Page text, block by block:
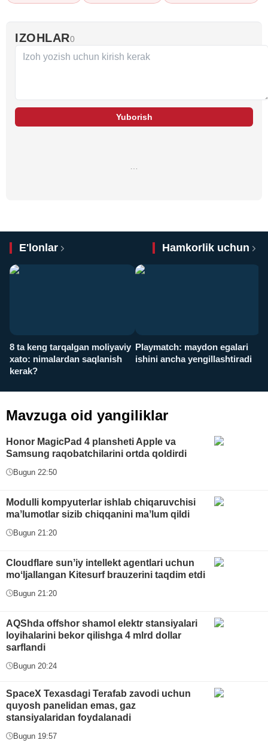
IZOHLAR0
Yuborish
E'lonlar Hamkorlik uchun
8 ta keng tarqalgan moliyaviy
xato: nimalardan saqlanish
kerak?
Playmatch: maydon egalari
ishini ancha yengillashtiradi
Mavzuga oid yangiliklar
Honor MagicPad 4 plansheti Apple va
Samsung raqobatchilarini ortda qoldirdi
Bugun 22:50
Modulli kompyuterlar ishlab chiqaruvchisi
maʼlumotlar sizib chiqqanini maʼlum qildi
Bugun 21:20
Cloudflare sunʼiy intellekt agentlari uchun
moʻljallangan Kitesurf brauzerini taqdim etdi
Bugun 21:20
AQShda offshor shamol elektr stansiyalari
loyihalarini bekor qilishga 4 mlrd dollar
sarflandi
Bugun 20:24
SpaceX Texasdagi Terafab zavodi uchun
quyosh panelidan emas, gaz
stansiyalaridan foydalanadi
Bugun 19:57